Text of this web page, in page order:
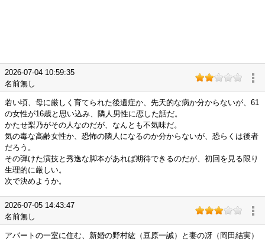
2026-07-04 10:59:35
名前無し
若い頃、母に厳しく育てられた後遺症か、先天的な病か分からないが、61
の女性が16歳と思い込み、隣人男性に恋した話だ。
かたせ梨乃がその人なのだが、なんとも不気味だ。
気の毒な高齢女性か、恐怖の隣人になるのか分からないが、恐らくは後者
だろう。
その弾けた演技と秀逸な脚本があれば期待できるのだが、初回を見る限り
生理的に厳しい。
次で決めようか。
2026-07-05 14:43:47
名前無し
アパートの一室に住む、新婚の野村紘（豆原一誠）と妻の冴（岡田結実）